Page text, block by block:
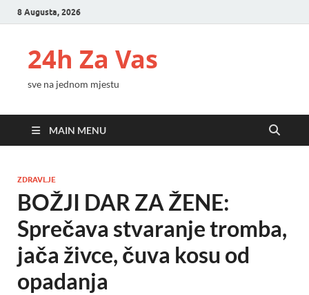
8 Augusta, 2026
24h Za Vas
sve na jednom mjestu
MAIN MENU
ZDRAVLJE
BOŽJI DAR ZA ŽENE:
Sprečava stvaranje tromba,
jača živce, čuva kosu od
opadanja